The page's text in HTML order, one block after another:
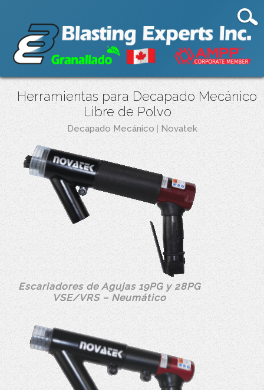
Herramientas para Decapado Mecánico
Libre de Polvo
Decapado Mecánico | Novatek
Escariadores de Agujas 19PG y 28PG
VSE/VRS – Neumático